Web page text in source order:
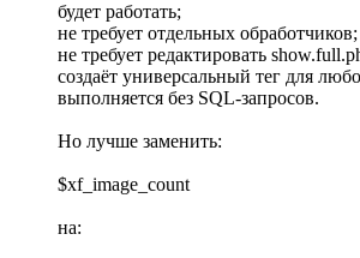
будет работать;
не требует отдельных обработчиков;
не требует редактировать
создаёт универсальный тег для
выполняется без SQL-запросов.
Но лучше заменить:
$xf_image_count
на: